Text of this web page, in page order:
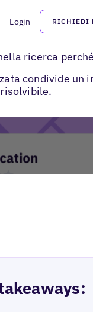
Login RICHIEDI
in-store per le schede
ricerca
condivide